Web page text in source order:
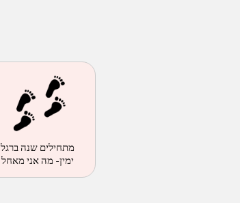
מתחילים שנה ברגל
ימין- מה אני מאחל